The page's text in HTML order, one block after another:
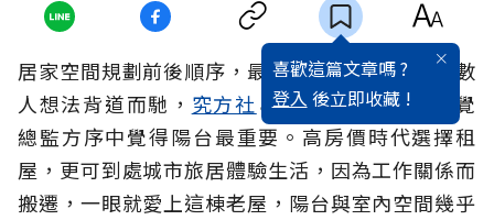
喜歡這篇文章嗎 ?
登入 後立即收藏 !
居家空間規劃前後順序，最重視哪個區域？和多數
人想法背道而馳， 究方社 ＆Sense 30叄拾 的視覺
總監方序中覺得陽台最重要。高房價時代選擇租
屋，更可到處城市旅居體驗生活，因為工作關係而
搬遷，一眼就愛上這棟老屋，陽台與室內空間幾乎